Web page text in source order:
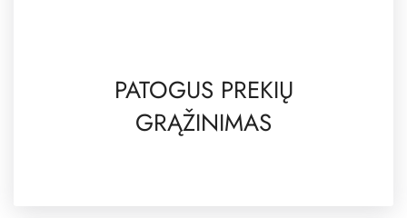
PATOGUS PREKIŲ
GRĄŽINIMAS